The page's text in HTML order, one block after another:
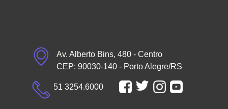
Av. Alberto Bins, 480 - Centro
CEP: 90030-140 - Porto Alegre/RS
51 3254.6000